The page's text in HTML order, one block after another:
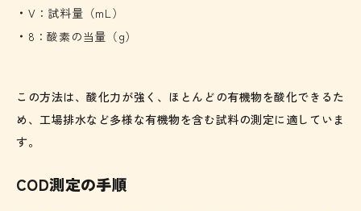
V：試料量（mL）
8：酸素の当量（g）
この方法は、酸化力が強く、ほとんどの有機物を酸化できるた
め、工場排水など多様な有機物を含む試料の測定に適していま
す。
COD測定の手順